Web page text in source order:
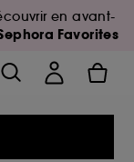
en avant-
Favorites